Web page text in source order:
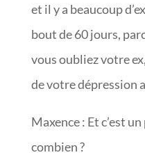
et il y a beaucoup
bout de 60 jours,
vous oubliez votre
de votre dépression
Maxence : Et c’est
combien ?